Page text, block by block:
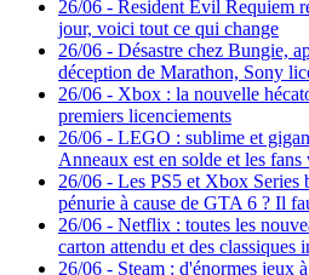
26/06 - Resident Evil Requiem
jour, voici tout ce qui change
26/06 - Désastre chez Bungie,
déception de Marathon, Sony
26/06 - Xbox : la nouvelle
premiers licenciements
26/06 - LEGO : sublime et
Anneaux est en solde et les
26/06 - Les PS5 et Xbox Series
pénurie à cause de GTA 6 ? Il
26/06 - Netflix : toutes les
carton attendu et des classiques
26/06 - Steam : d'énormes jeux